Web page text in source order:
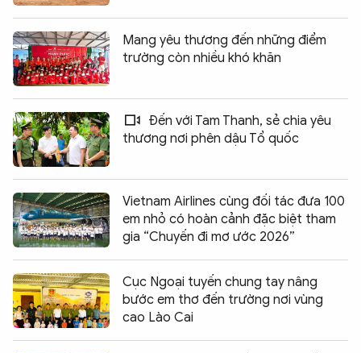
Mang yêu thương đến những điểm
trường còn nhiều khó khăn
Đến với Tam Thanh, sẻ chia yêu
thương nơi phên dậu Tổ quốc
Vietnam Airlines cùng đối tác đưa 100
em nhỏ có hoàn cảnh đặc biệt tham
gia “Chuyến đi mơ ước 2026”
Cục Ngoại tuyến chung tay nâng
bước em thơ đến trường nơi vùng
cao Lào Cai